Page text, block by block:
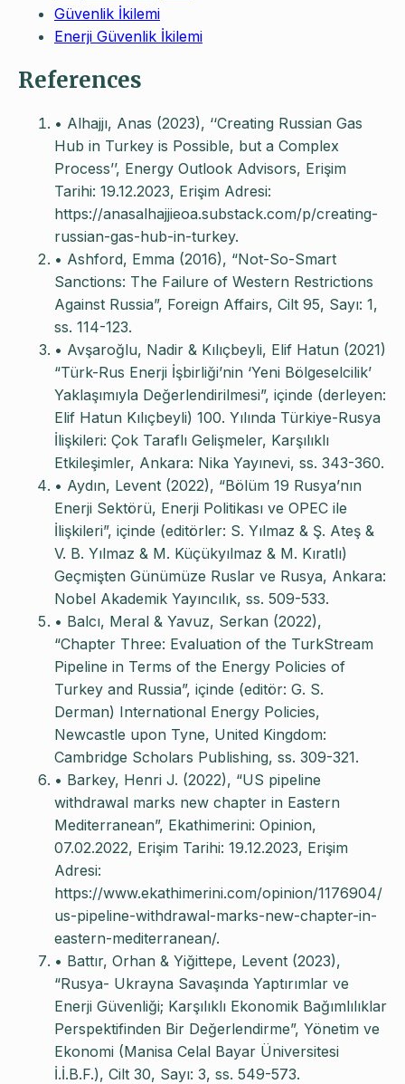
Güvenlik İkilemi
Enerji Güvenlik İkilemi
References
• Alhajjı, Anas (2023), ‘‘Creating Russian Gas
Hub in Turkey is Possible, but a Complex
Process’’, Energy Outlook Advisors, Erişim
Tarihi: 19.12.2023, Erişim Adresi:
https://anasalhajjieoa.substack.com/p/creating-
russian-gas-hub-in-turkey.
• Ashford, Emma (2016), “Not-So-Smart
Sanctions: The Failure of Western Restrictions
Against Russia”, Foreign Affairs, Cilt 95, Sayı: 1,
ss. 114-123.
• Avşaroğlu, Nadir & Kılıçbeyli, Elif Hatun (2021)
“Türk-Rus Enerji İşbirliği’nin ‘Yeni Bölgeselcilik’
Yaklaşımıyla Değerlendirilmesi”, içinde (derleyen:
Elif Hatun Kılıçbeyli) 100. Yılında Türkiye-Rusya
İlişkileri: Çok Taraflı Gelişmeler, Karşılıklı
Etkileşimler, Ankara: Nika Yayınevi, ss. 343-360.
• Aydın, Levent (2022), “Bölüm 19 Rusya’nın
Enerji Sektörü, Enerji Politikası ve OPEC ile
İlişkileri”, içinde (editörler: S. Yılmaz & Ş. Ateş &
V. B. Yılmaz & M. Küçükyılmaz & M. Kıratlı)
Geçmişten Günümüze Ruslar ve Rusya, Ankara:
Nobel Akademik Yayıncılık, ss. 509-533.
• Balcı, Meral & Yavuz, Serkan (2022),
“Chapter Three: Evaluation of the TurkStream
Pipeline in Terms of the Energy Policies of
Turkey and Russia”, içinde (editör: G. S.
Derman) International Energy Policies,
Newcastle upon Tyne, United Kingdom:
Cambridge Scholars Publishing, ss. 309-321.
• Barkey, Henri J. (2022), “US pipeline
withdrawal marks new chapter in Eastern
Mediterranean”, Ekathimerini: Opinion,
07.02.2022, Erişim Tarihi: 19.12.2023, Erişim
Adresi:
https://www.ekathimerini.com/opinion/1176904/
us-pipeline-withdrawal-marks-new-chapter-in-
eastern-mediterranean/.
• Battır, Orhan & Yiğittepe, Levent (2023),
“Rusya- Ukrayna Savaşında Yaptırımlar ve
Enerji Güvenliği; Karşılıklı Ekonomik Bağımlılıklar
Perspektifinden Bir Değerlendirme”, Yönetim ve
Ekonomi (Manisa Celal Bayar Üniversitesi
İ.İ.B.F.), Cilt 30, Sayı: 3, ss. 549-573.